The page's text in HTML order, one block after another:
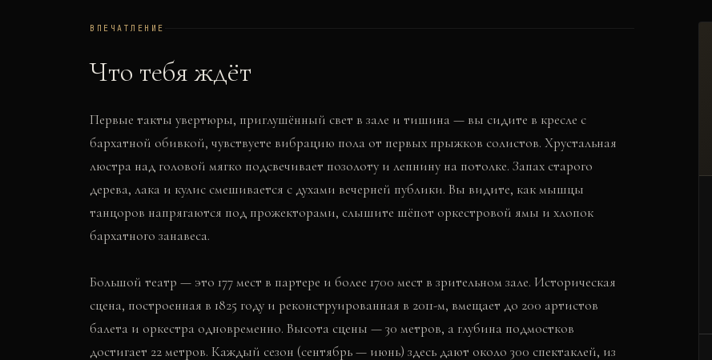
ВПЕЧАТЛЕНИЕ
Что тебя ждёт
Первые такты увертюры, приглушённый свет в зале и тишина — вы сидите в кресле с
бархатной обивкой, чувствуете вибрацию пола от первых прыжков солистов. Хрустальная
люстра над головой мягко подсвечивает позолоту и лепнину на потолке. Запах старого
дерева, лака и кулис смешивается с духами вечерней публики. Вы видите, как мышцы
танцоров напрягаются под прожекторами, слышите шёпот оркестровой ямы и хлопок
бархатного занавеса.
Большой театр — это 177 мест в партере и более 1700 мест в зрительном зале. Историческая
сцена, построенная в 1825 году и реконструированная в 2011-м, вмещает до 200 артистов
балета и оркестра одновременно. Высота сцены — 30 метров, а глубина подмостков
достигает 22 метров. Каждый сезон (сентябрь — июнь) здесь дают около 300 спектаклей, из